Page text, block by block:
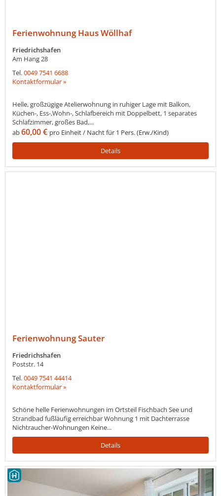
Ferienwohnung Haus Wöllhaf
Friedrichshafen
Am Hang 28
Tel.0049 7541 6688
Kontaktformular »
Helle, großzügige Atelierwohnung in ruhiger Lage mit Balkon,
Küchen-, Ess-,Wohn-, Schlafbereich mit Doppelbett, 1 separates
Schlafzimmer, großes Bad,...
ab60,00 € pro Einheit / Nacht für 1 Pers. (Erw./Kind)
Details
Ferienwohnung Sauter
Friedrichshafen
Poststr. 14
Tel.0049 7541 44414
Kontaktformular »
Schöne helle Ferienwohnungen im Ortsteil Fischbach See und
Strandbad fußläufig erreichbar Wohnung 1 mit Dachterrasse
Nichtraucher-Wohnungen Keine...
Details